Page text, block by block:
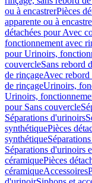
ou à encastrerPièces
apparente ou à
détachées pour Avec
fonctionnement avec
pour Urinoirs,
couvercleSans rebord
de rinçageAvec rebord
de rinçageUrinoirs,
Urinoirs,
pour Sans couvercle
Séparations d'urinoirs
synthétiquePièces
synthétique
Séparations d'urinoirs
céramiquePièces
céramiqueAccessoires